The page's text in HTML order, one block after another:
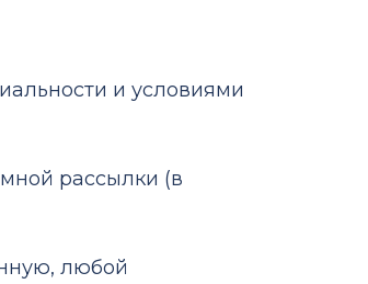
и условиями
рассылки (в
любой